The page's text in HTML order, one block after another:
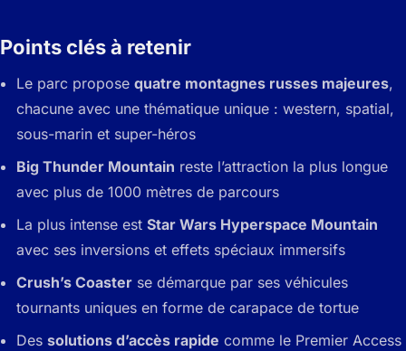
Points clés à retenir
Le parc propose quatre montagnes russes majeures,
chacune avec une thématique unique : western, spatial,
sous-marin et super-héros
Big Thunder Mountain reste l’attraction la plus longue
avec plus de 1000 mètres de parcours
La plus intense est Star Wars Hyperspace Mountain
avec ses inversions et effets spéciaux immersifs
Crush’s Coaster se démarque par ses véhicules
tournants uniques en forme de carapace de tortue
Des solutions d’accès rapide comme le Premier Access